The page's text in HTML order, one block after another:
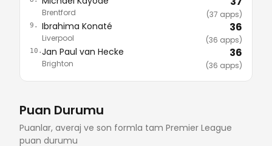
Brentford (37 apps)
9. Ibrahima Konaté
Liverpool
36
(36 apps)
10.Jan Paul van Hecke
Brighton
36
(36 apps)
Puan Durumu
Puanlar, averaj ve son formla tam Premier League
puan durumu